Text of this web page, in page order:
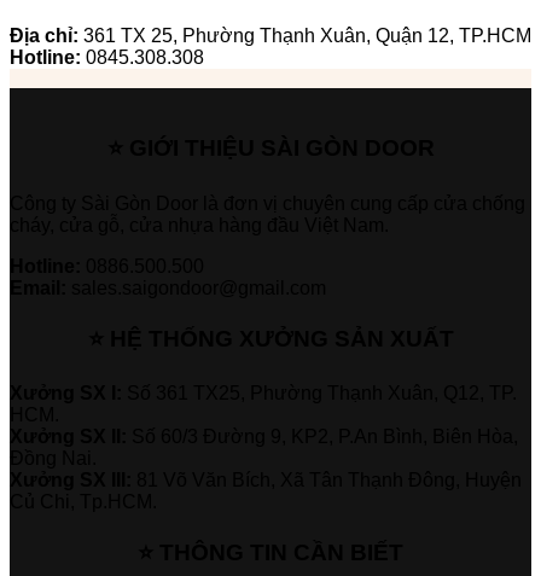
Địa chỉ: 361 TX 25, Phường Thạnh Xuân, Quận 12, TP.HCM
Hotline: 0845.308.308